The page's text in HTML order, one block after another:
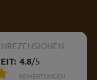
4.8/5
BEWERTUNGEN